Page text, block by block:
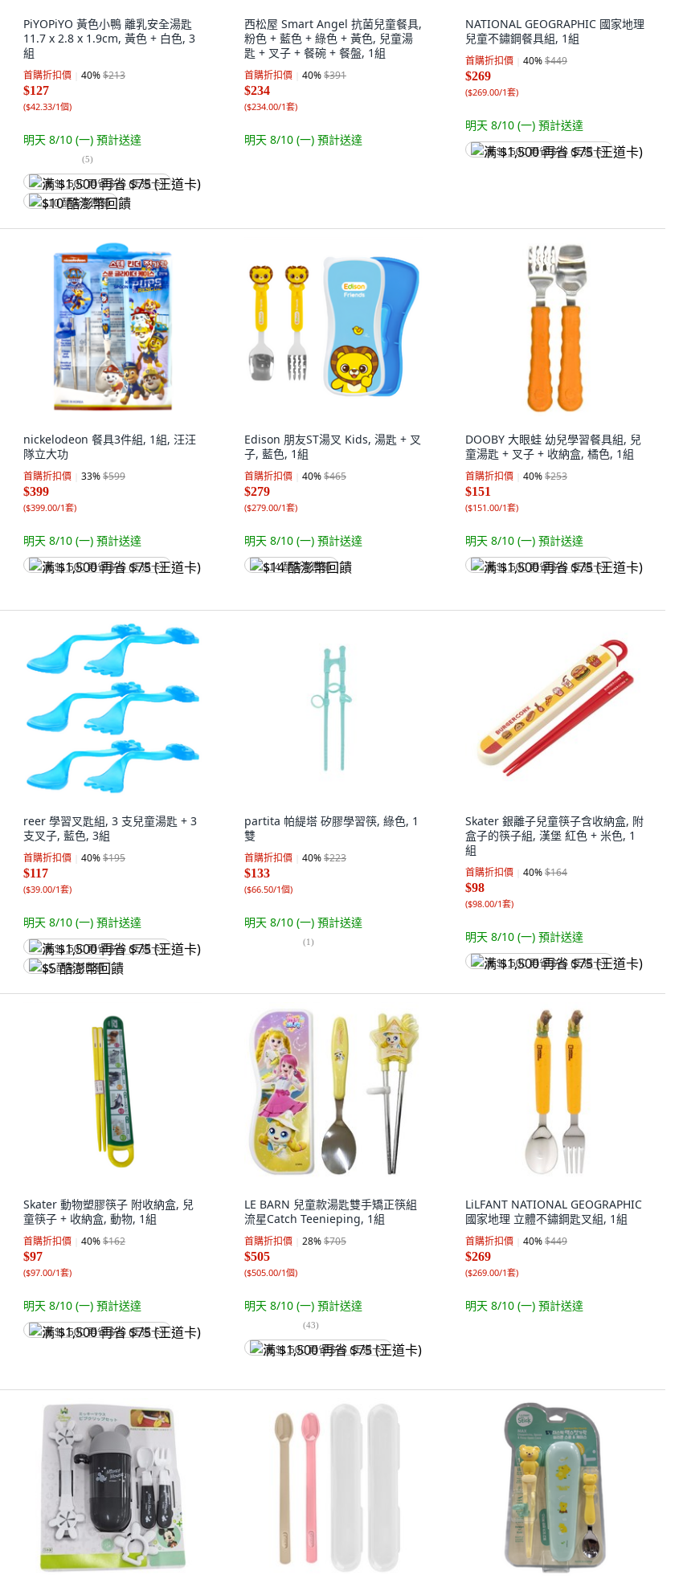
PiYOPiYO 黃色小鴨 離乳安全湯匙
11.7 x 2.8 x 1.9cm, 黃色 + 白色, 3
組
首購折扣價 40%$213
$127
($42.33/1個)
明天 8/10 (一) 預計送達
(5)
满 $1,500 再省 $75 (王道卡)
$10 酷澎幣回饋
西松屋 Smart Angel 抗菌兒童餐具,
粉色 + 藍色 + 綠色 + 黃色, 兒童湯
匙 + 叉子 + 餐碗 + 餐盤, 1組
首購折扣價 40%$391
$234
($234.00/1套)
明天 8/10 (一) 預計送達
NATIONAL GEOGRAPHIC 國家地理
兒童不鏽鋼餐具組, 1組
首購折扣價 40%$449
$269
($269.00/1套)
明天 8/10 (一) 預計送達
满 $1,500 再省 $75 (王道卡)
nickelodeon 餐具3件組, 1組, 汪汪
隊立大功
首購折扣價 33%$599
$399
($399.00/1套)
明天 8/10 (一) 預計送達
满 $1,500 再省 $75 (王道卡)
Edison 朋友ST湯叉 Kids, 湯匙 + 叉
子, 藍色, 1組
首購折扣價 40%$465
$279
($279.00/1套)
明天 8/10 (一) 預計送達
$14 酷澎幣回饋
DOOBY 大眼蛙 幼兒學習餐具組, 兒
童湯匙 + 叉子 + 收納盒, 橘色, 1組
首購折扣價 40%$253
$151
($151.00/1套)
明天 8/10 (一) 預計送達
满 $1,500 再省 $75 (王道卡)
reer 學習叉匙組, 3 支兒童湯匙 + 3
支叉子, 藍色, 3組
首購折扣價 40%$195
$117
($39.00/1套)
明天 8/10 (一) 預計送達
满 $1,500 再省 $75 (王道卡)
$5 酷澎幣回饋
partita 帕緹塔 矽膠學習筷, 綠色, 1
雙
首購折扣價 40%$223
$133
($66.50/1個)
明天 8/10 (一) 預計送達
(1)
Skater 銀離子兒童筷子含收納盒, 附
盒子的筷子組, 漢堡 紅色 + 米色, 1
組
首購折扣價 40%$164
$98
($98.00/1套)
明天 8/10 (一) 預計送達
满 $1,500 再省 $75 (王道卡)
Skater 動物塑膠筷子 附收納盒, 兒
童筷子 + 收納盒, 動物, 1組
首購折扣價 40%$162
$97
($97.00/1套)
明天 8/10 (一) 預計送達
满 $1,500 再省 $75 (王道卡)
LE BARN 兒童款湯匙雙手矯正筷組
流星Catch Teenieping, 1組
首購折扣價 28%$705
$505
($505.00/1個)
明天 8/10 (一) 預計送達
(43)
满 $1,500 再省 $75 (王道卡)
LiLFANT NATIONAL GEOGRAPHIC
國家地理 立體不鏽鋼匙叉組, 1組
首購折扣價 40%$449
$269
($269.00/1套)
明天 8/10 (一) 預計送達